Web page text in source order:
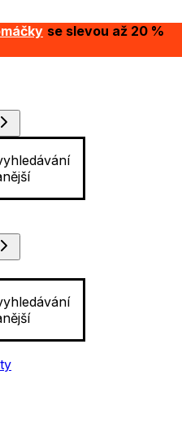
se slevou až 20 %